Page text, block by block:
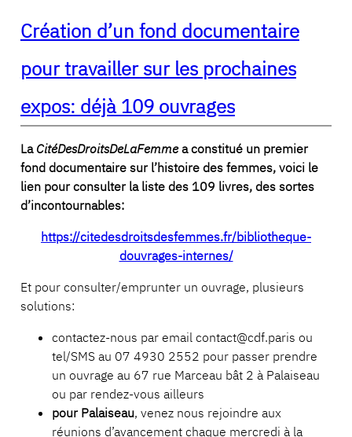
Création d’un fond documentaire
pour travailler sur les prochaines
expos: déjà 109 ouvrages
La CitéDesDroitsDeLaFemmea constitué un premier
fond documentaire sur l’histoire des femmes, voici le
lien pour consulter la liste des 109 livres, des sortes
d’incontournables:
https://citedesdroitsdesfemmes.fr/bibliotheque-
douvrages-internes/
Et pour consulter/emprunter un ouvrage, plusieurs
solutions:
contactez-nous par email contact@cdf.paris ou
tel/SMS au 07 4930 2552 pour passer prendre
un ouvrage au 67 rue Marceau bât 2 à Palaiseau
ou par rendez-vous ailleurs
pour Palaiseau, venez nous rejoindre aux
réunions d’avancement chaque mercredi à la